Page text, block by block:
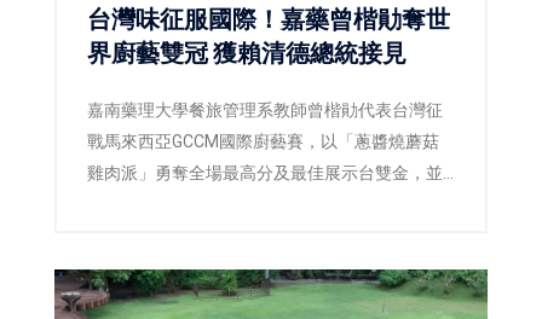
台灣味征服國際！嘉藥曾楷勛奪世
界廚藝雙冠 獲賴清德總統接見
嘉南藥理大學餐旅管理系教師曾楷勛代表台灣征
戰馬來西亞GCCM國際廚藝賽，以「蔥醬燒蘑菇
雞肉派」勇奪全場最高分及最佳展示台雙金，並